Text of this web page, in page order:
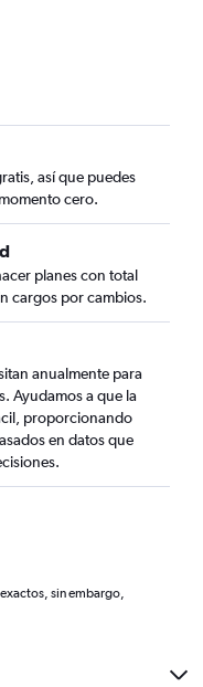
así que puedes
cero.
planes con total
cargos por cambios.
anualmente para
Ayudamos a que la
proporcionando
en datos que
sin embargo,